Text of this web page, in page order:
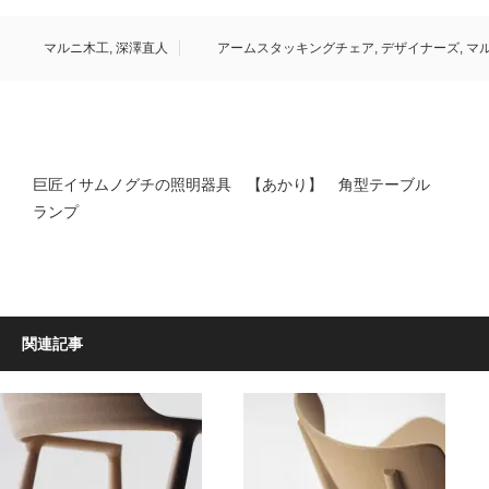
マルニ木工, 深澤直人 アームスタッキングチェア, デザイナーズ, マ
巨匠イサムノグチの照明器具 【あかり】 角型テーブル
ランプ
関連記事